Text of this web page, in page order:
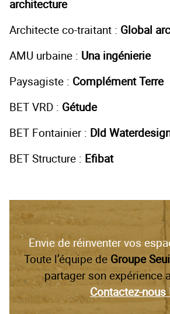
architecture
Architecte co-traitant : Global
AMU urbaine : Una ingénierie
Paysagiste : Complément Terre
BET VRD : Gétude
BET Fontainier : Dld
BET Structure : Efibat
Envie de réinventer vos
Toute l’équipe de Groupe
partager son expérience
Contactez-nous